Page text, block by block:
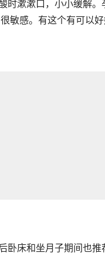
漱漱口，小小缓解。
敏感。有这个有可以好
床和坐月子期间也推